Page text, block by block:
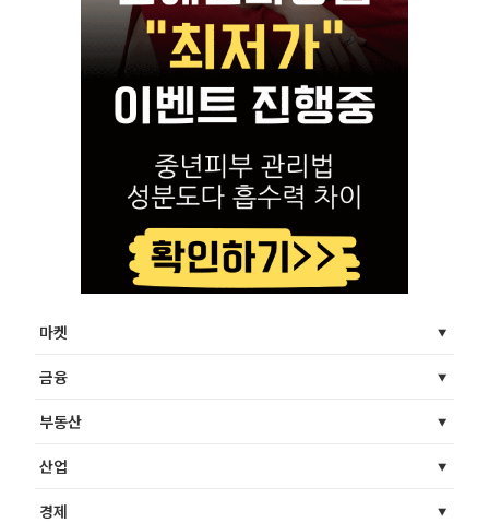
마켓
금융
부동산
산업
경제